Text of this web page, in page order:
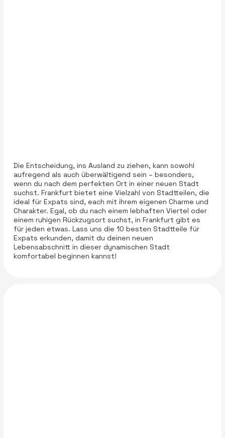
Die Entscheidung, ins Ausland zu ziehen, kann sowohl
aufregend als auch überwältigend sein – besonders,
wenn du nach dem perfekten Ort in einer neuen Stadt
suchst. Frankfurt bietet eine Vielzahl von Stadtteilen, die
ideal für Expats sind, each mit ihrem eigenen Charme und
Charakter. Egal, ob du nach einem lebhaften Viertel oder
einem ruhigen Rückzugsort suchst, in Frankfurt gibt es
für jeden etwas. Lass uns die 10 besten Stadtteile für
Expats erkunden, damit du deinen neuen
Lebensabschnitt in dieser dynamischen Stadt
komfortabel beginnen kannst!